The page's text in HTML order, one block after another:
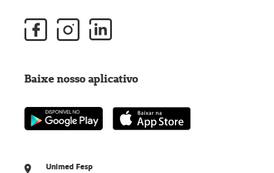
Unimed Fesp
Baixe nosso aplicativo